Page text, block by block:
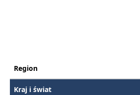
Region
Kraj i świat